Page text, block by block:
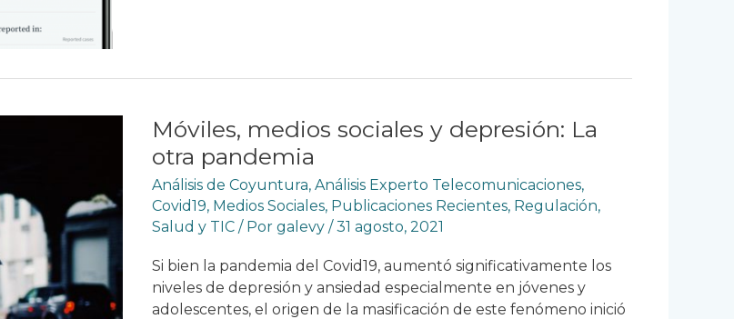
Móviles, medios sociales y depresión: La
otra pandemia
Análisis de Coyuntura, Análisis Experto Telecomunicaciones,
Covid19, Medios Sociales, Publicaciones Recientes, Regulación,
Salud y TIC / Por galevy /31 agosto, 2021
Si bien la pandemia del Covid19, aumentó significativamente los
niveles de depresión y ansiedad especialmente en jóvenes y
adolescentes, el origen de la masificación de este fenómeno inició